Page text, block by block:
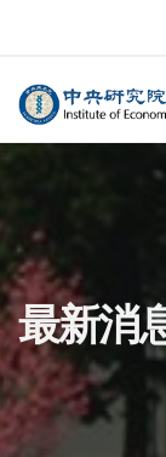
中央
最新消